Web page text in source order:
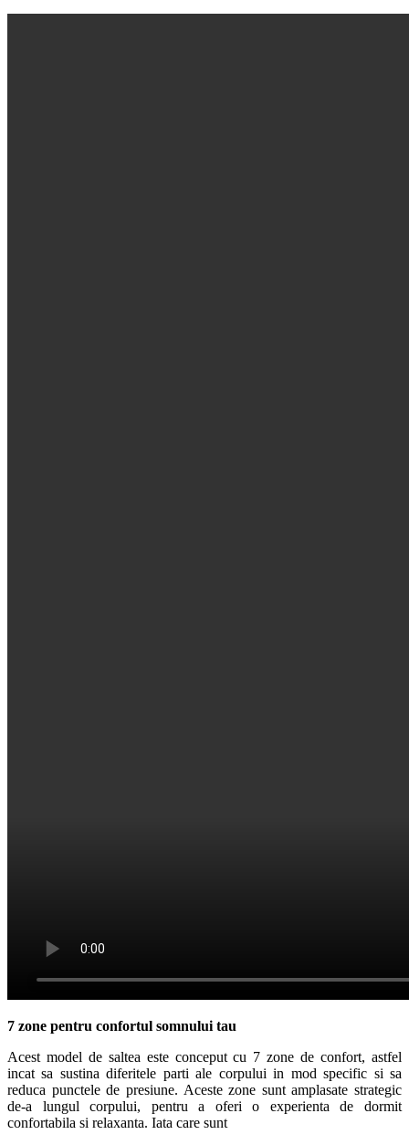
7 zone pentru confortul somnului tau
Acest model de saltea este conceput cu 7 zone de confort, astfel
incat sa sustina diferitele parti ale corpului in mod specific si sa
reduca punctele de presiune. Aceste zone sunt amplasate strategic
de-a lungul corpului, pentru a oferi o experienta de dormit
confortabila si relaxanta. Iata care sunt